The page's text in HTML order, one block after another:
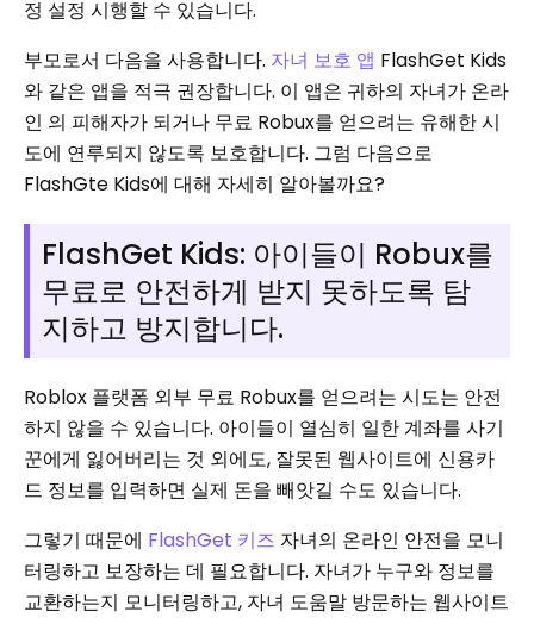
정 설정 시행할 수 있습니다.
부모로서 다음을 사용합니다. 자녀 보호 앱 FlashGet Kids
와 같은 앱을 적극 권장합니다. 이 앱은 귀하의 자녀가 온라
인 의 피해자가 되거나 무료 Robux를 얻으려는 유해한 시
도에 연루되지 않도록 보호합니다. 그럼 다음으로
FlashGte Kids에 대해 자세히 알아볼까요?
FlashGet Kids: 아이들이 Robux를
무료로 안전하게 받지 못하도록 탐
지하고 방지합니다.
Roblox 플랫폼 외부 무료 Robux를 얻으려는 시도는 안전
하지 않을 수 있습니다. 아이들이 열심히 일한 계좌를 사기
꾼에게 잃어버리는 것 외에도, 잘못된 웹사이트에 신용카
드 정보를 입력하면 실제 돈을 빼앗길 수도 있습니다.
그렇기 때문에 FlashGet 키즈 자녀의 온라인 안전을 모니
터링하고 보장하는 데 필요합니다. 자녀가 누구와 정보를
교환하는지 모니터링하고, 자녀 도움말 방문하는 웹사이트